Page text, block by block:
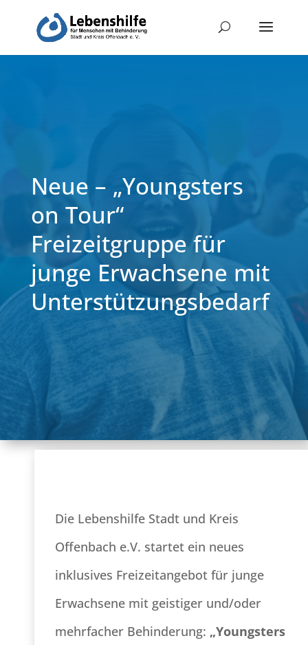
Neue – „Youngsters
on Tour“
Freizeitgruppe für
junge Erwachsene mit
Unterstützungsbedarf
Die Lebenshilfe Stadt und Kreis
Offenbach e.V. startet ein neues
inklusives Freizeitangebot für junge
Erwachsene mit geistiger und/oder
mehrfacher Behinderung: „Youngsters